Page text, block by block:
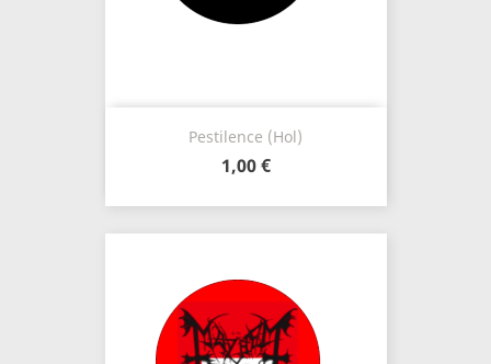
Pestilence (Hol)
1,00 €